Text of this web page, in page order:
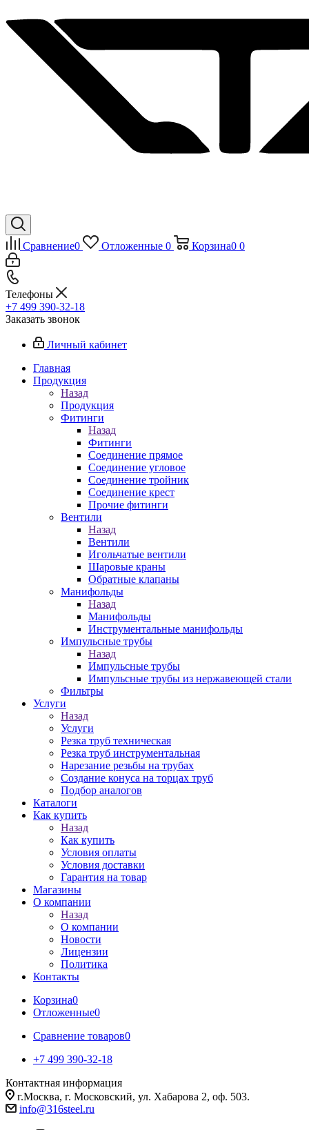
Сравнение0 Отложенные 0 Корзина0 0
Телефоны
+7 499 390-32-18
Заказать звонок
Личный кабинет
Главная
Продукция
Назад
Продукция
Фитинги
Назад
Фитинги
Соединение прямое
Соединение угловое
Соединение тройник
Соединение крест
Прочие фитинги
Вентили
Назад
Вентили
Игольчатые вентили
Шаровые краны
Обратные клапаны
Манифольды
Назад
Манифольды
Инструментальные манифольды
Импульсные трубы
Назад
Импульсные трубы
Импульсные трубы из нержавеющей стали
Фильтры
Услуги
Назад
Услуги
Резка труб техническая
Резка труб инструментальная
Нарезание резьбы на трубах
Создание конуса на торцах труб
Подбор аналогов
Каталоги
Как купить
Назад
Как купить
Условия оплаты
Условия доставки
Гарантия на товар
Магазины
О компании
Назад
О компании
Новости
Лицензии
Политика
Контакты
Корзина0
Отложенные0
Сравнение товаров0
+7 499 390-32-18
Контактная информация
г.Москва, г. Московский, ул. Хабарова 2, оф. 503.
info@316steel.ru